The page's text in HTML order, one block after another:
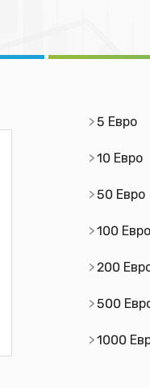
5 Евро
10 Евро
50 Евро
100 Евро
200
500
1000